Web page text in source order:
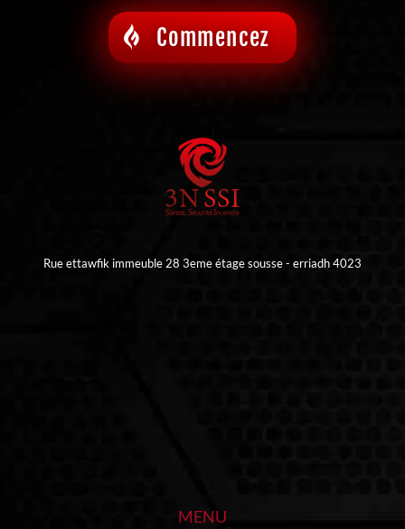
Commencez
Rue ettawfik immeuble 28 3eme étage sousse - erriadh 4023
MENU